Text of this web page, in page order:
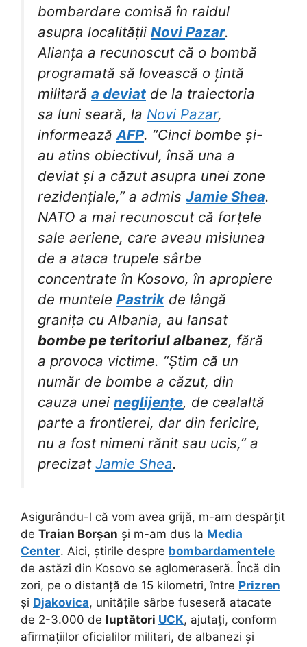
bombardare comisă în raidul
asupra localității Novi Pazar.
Alianța a recunoscut că o bombă
programată să lovească o țintă
militară a deviat de la traiectoria
sa luni seară, la Novi Pazar,
informează AFP. “Cinci bombe și-
au atins obiectivul, însă una a
deviat și a căzut asupra unei zone
rezidențiale,” a admis Jamie Shea.
NATO a mai recunoscut că forțele
sale aeriene, care aveau misiunea
de a ataca trupele sârbe
concentrate în Kosovo, în apropiere
de muntele Pastrik de lângă
granița cu Albania, au lansat
bombe pe teritoriul albanez, fără
a provoca victime. “Știm că un
număr de bombe a căzut, din
cauza unei neglijențe, de cealaltă
parte a frontierei, dar din fericire,
nu a fost nimeni rănit sau ucis,” a
precizat Jamie Shea.
Asigurându-l că vom avea grijă, m-am despărțit
de Traian Borșan și m-am dus la Media
Center. Aici, știrile despre bombardamentele
de astăzi din Kosovo se aglomeraseră. Încă din
zori, pe o distanță de 15 kilometri, între Prizren
și Djakovica, unitățile sârbe fuseseră atacate
de 2-3.000 de luptători UCK, ajutați, conform
afirmațiilor oficialilor militari, de albanezi și